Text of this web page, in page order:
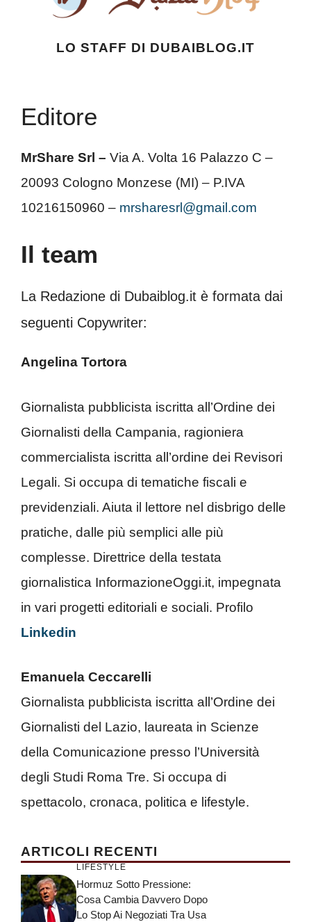
LO STAFF DI DUBAIBLOG.IT
Editore
MrShare Srl – Via A. Volta 16 Palazzo C –
20093 Cologno Monzese (MI) – P.IVA
10216150960 – mrsharesrl@gmail.com
Il team
La Redazione di Dubaiblog.it è formata dai
seguenti Copywriter:
Angelina Tortora
Giornalista pubblicista iscritta all’Ordine dei
Giornalisti della Campania, ragioniera
commercialista iscritta all’ordine dei Revisori
Legali. Si occupa di tematiche fiscali e
previdenziali. Aiuta il lettore nel disbrigo delle
pratiche, dalle più semplici alle più
complesse. Direttrice della testata
giornalistica InformazioneOggi.it, impegnata
in vari progetti editoriali e sociali. Profilo
Linkedin
Emanuela Ceccarelli
Giornalista pubblicista iscritta all’Ordine dei
Giornalisti del Lazio, laureata in Scienze
della Comunicazione presso l’Università
degli Studi Roma Tre. Si occupa di
spettacolo, cronaca, politica e lifestyle.
ARTICOLI RECENTI
LIFESTYLE
Hormuz Sotto Pressione:
Cosa Cambia Davvero Dopo
Lo Stop Ai Negoziati Tra Usa